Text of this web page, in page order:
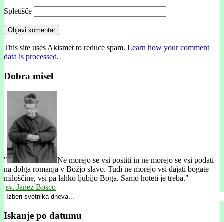
Spletišče
This site uses Akismet to reduce spam. Learn how your comment
data is processed.
Dobra misel
"
Ne morejo se vsi postiti in ne morejo se vsi podati
na dolga romanja v Božjo slavo. Tudi ne morejo vsi dajati bogate
miloščine, vsi pa lahko ljubijo Boga. Samo hoteti je treba."
sv. Janez Bosco
Iskanje po datumu